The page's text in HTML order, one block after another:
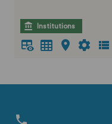
Institutions